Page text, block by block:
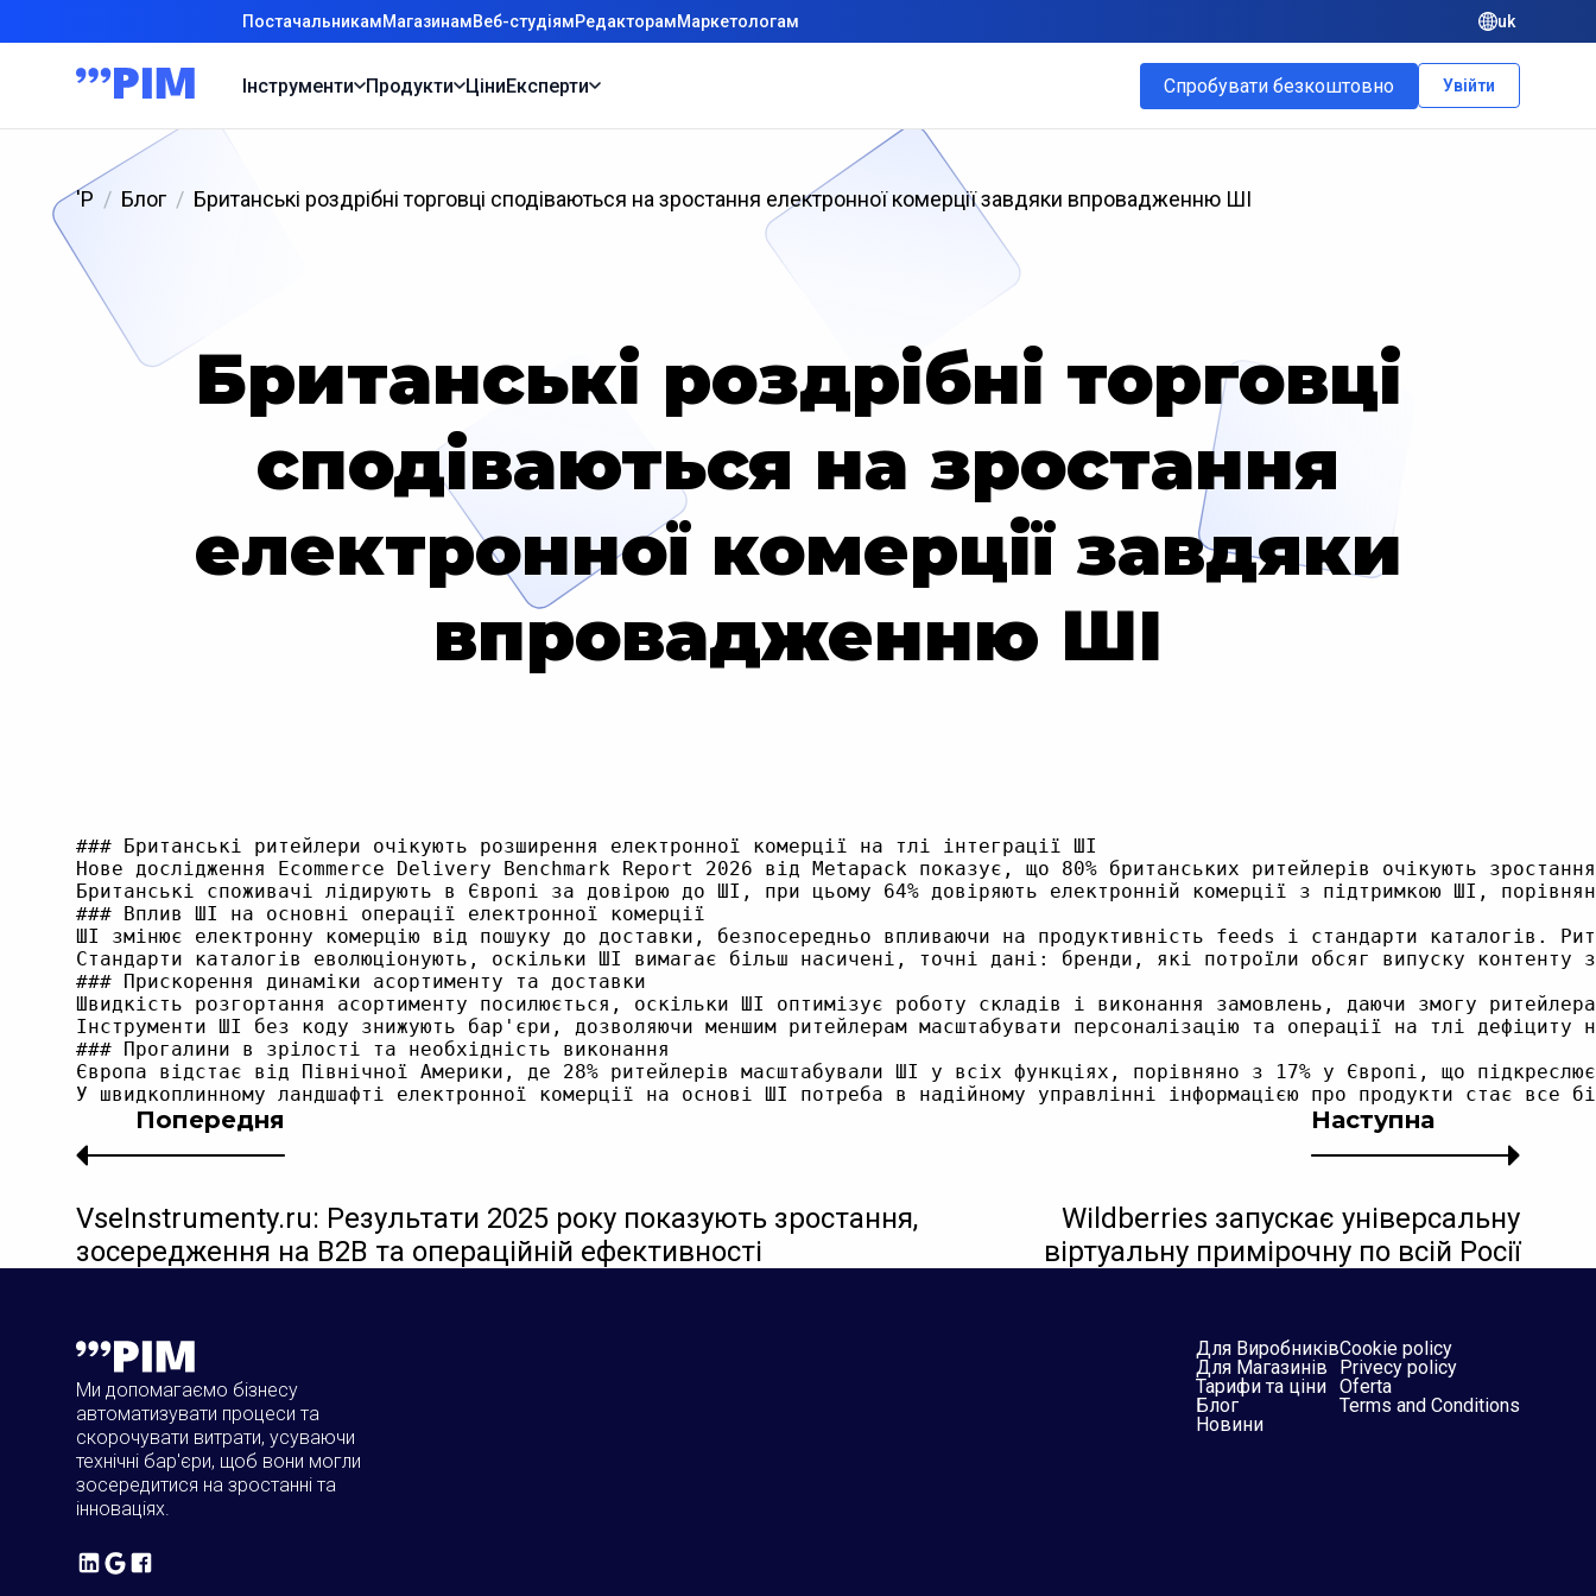
ПостачальникамМагазинамВеб-студіямРедакторамМаркетологам uk
Інструменти Продукти ЦіниЕксперти Спробувати безкоштовно Увійти
'P Блог Британські роздрібні торговці сподіваються на зростання електронної комерції завдяки впровадженню ШІ
Британські роздрібні торговці
сподіваються на зростання
електронної комерції завдяки
впровадженню ШІ
### Британські ритейлери очікують розширення електронної комерції на тлі інтеграції ШІ
Нове дослідження Ecommerce Delivery Benchmark Report 2026 від Metapack показує, що 80% британських ритейлерів очікують
Британські споживачі лідирують в Європі за довірою до ШІ, при цьому 64% довіряють електронній комерції з підтримкою ШІ,
### Вплив ШІ на основні операції електронної комерції
ШІ змінює електронну комерцію від пошуку до доставки, безпосередньо впливаючи на продуктивність feeds і стандарти
Стандарти каталогів еволюціонують, оскільки ШІ вимагає більш насичені, точні дані: бренди, які потроїли обсяг випуску
### Прискорення динаміки асортименту та доставки
Швидкість розгортання асортименту посилюється, оскільки ШІ оптимізує роботу складів і виконання замовлень, даючи змогу
Інструменти ШІ без коду знижують бар'єри, дозволяючи меншим ритейлерам масштабувати персоналізацію та операції на тлі
### Прогалини в зрілості та необхідність виконання
Європа відстає від Північної Америки, де 28% ритейлерів масштабували ШІ у всіх функціях, порівняно з 17% у Європі, що
Наступна
Wildberries запускає універсальну
віртуальну примірочну по всій Росії
Попередня
VseInstrumenty.ru: Результати 2025 року показують зростання,
зосередження на B2B та операційній ефективності
Ми допомагаємо бізнесу
автоматизувати процеси та
скорочувати витрати, усуваючи
технічні бар'єри, щоб вони могли
зосередитися на зростанні та
інноваціях.
Для Виробників
Для Магазинів
Тарифи та ціни
Блог
Новини
Cookie policy
Privecy policy
Oferta
Terms and Conditions